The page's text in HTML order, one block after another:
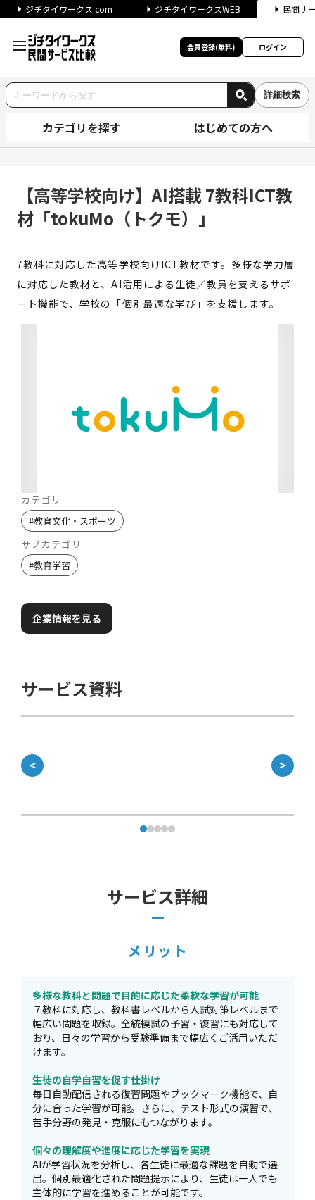
ジチタイワークス.com ジチタイワークスWEB 民間サ
会員登録(無料) ログイン
詳細検索
カテゴリを探す はじめての方へ
【高等学校向け】AI搭載 7教科ICT教
材「tokuMo（トクモ）」
7教科に対応した高等学校向けICT教材です。多様な学力層
に対応した教材と、AI活用による生徒／教員を支えるサポ
ート機能で、学校の「個別最適な学び」を支援します。
カテゴリ
#教育文化・スポーツ
サブカテゴリ
#教育学習
企業情報を見る
サービス資料
＜ ＞
サービス詳細
メリット
多様な教科と問題で目的に応じた柔軟な学習が可能
７教科に対応し、教科書レベルから入試対策レベルまで
幅広い問題を収録。全統模試の予習・復習にも対応して
おり、日々の学習から受験準備まで幅広くご活用いただ
けます。
生徒の自学自習を促す仕掛け
毎日自動配信される復習問題やブックマーク機能で、自
分に合った学習が可能。さらに、テスト形式の演習で、
苦手分野の発見・克服にもつながります。
個々の理解度や進度に応じた学習を実現
AIが学習状況を分析し、各生徒に最適な課題を自動で選
出。個別最適化された問題提示により、生徒は一人でも
主体的に学習を進めることが可能です。